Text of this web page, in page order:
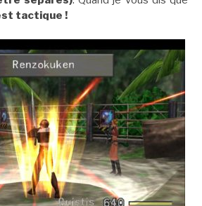
tactique !